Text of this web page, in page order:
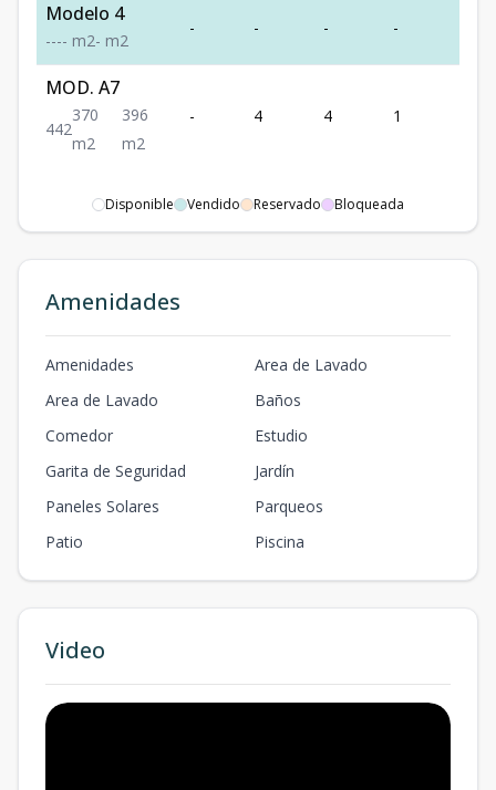
Modelo 4
---- m2- m2
- - - -
MOD. A7
442
370
m2
396
m2
- 4 4 1
Disponible Vendido Reservado Bloqueada
Amenidades
Amenidades
Area de Lavado
Area de Lavado
Baños
Comedor
Estudio
Garita de Seguridad
Jardín
Paneles Solares
Parqueos
Patio
Piscina
Video